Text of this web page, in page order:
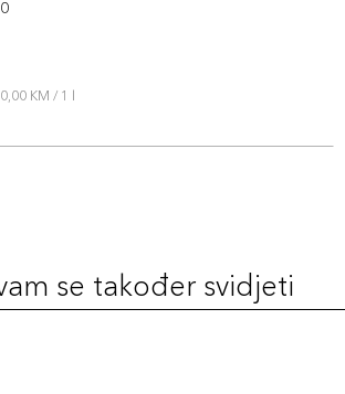
KM / 1 l
se također svidjeti